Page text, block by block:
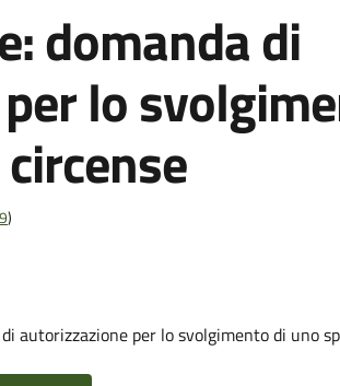
domanda di
lo
)
autorizzazione per lo svolgimento di uno